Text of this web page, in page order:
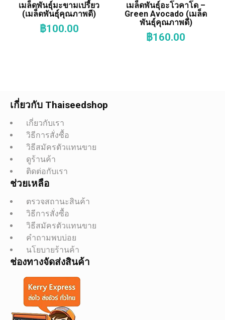
เมล็ดพันธุ์มะขามเปรี้ยว
(เมล็ดพันธุ์คุณภาพดี)
฿100.00
เมล็ดพันธุ์อะโวคาโด –
Green Avocado (เมล็ด
พันธุ์คุณภาพดี)
฿160.00
เกี่ยวกับ Thaiseedshop
เกี่ยวกับเรา
วิธีการสั่งซื้อ
วิธีสมัครตัวแทนขาย
ดูร้านค้า
ติดต่อกับเรา
ช่วยเหลือ
ตรวจสถานะสินค้า
วิธีการสั่งซื้อ
วิธีสมัครตัวแทนขาย
คำถามพบบ่อย
นโยบายร้านค้า
ช่องทางจัดส่งสินค้า